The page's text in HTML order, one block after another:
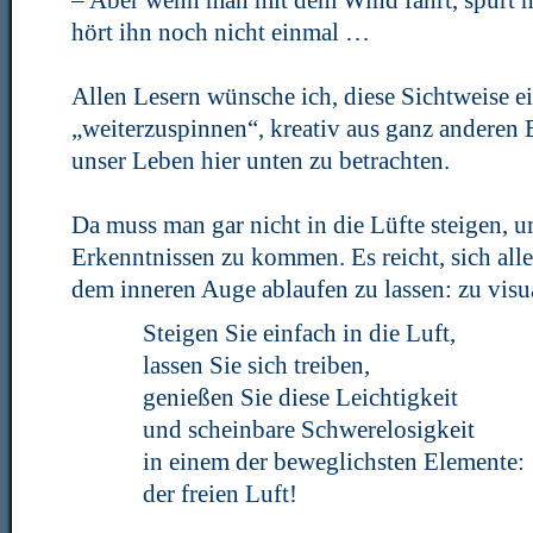
hört ihn noch nicht einmal …
Allen Lesern wünsche ich, diese Sichtweise
„weiterzuspinnen“, kreativ aus ganz
unser Leben hier unten zu betrachten.
Da muss man gar nicht in die Lüfte steigen,
Erkenntnissen zu kommen. Es reicht, sich
dem inneren Auge ablaufen zu lassen: zu
Steigen Sie einfach in die Luft,
lassen Sie sich treiben,
genießen Sie diese Leichtigkeit
und scheinbare Schwerelosigkeit
in einem der beweglichsten Elemente:
der freien Luft!